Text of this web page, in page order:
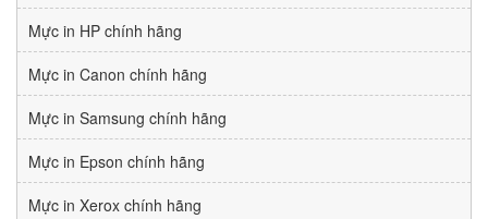
Mực in HP chính hãng
Mực in Canon chính hãng
Mực in Samsung chính hãng
Mực in Epson chính hãng
Mực in Xerox chính hãng